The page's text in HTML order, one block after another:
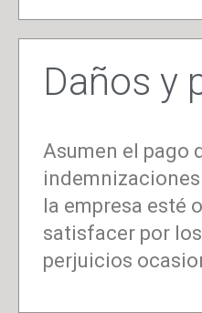
Daños y
Asumen el pago
la empresa esté
satisfacer por
perjuicios